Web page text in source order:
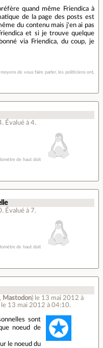
quand même Friendica à
de la page des posts est
du contenu mais j'en ai pas
et si je trouve quelque
via Friendica, du coup, je
de vous faire parler, les politiciens ont,
. Évalué à 4.
de haut doit
. Évalué à 7.
de haut doit
, Mastodon) le 13 mai 2012 à
13 mai 2012 à 04:10.
sont
noeud de
le noeud du